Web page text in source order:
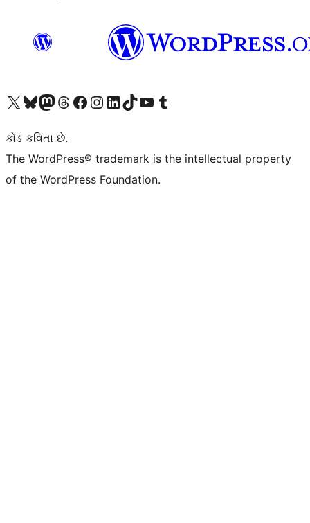
અમારા X (અગાઉ ટ્વિટર) એકાઉન્ટની મુલાકાત લોઅમારા Bluesky એકાઉન્ટની મુલાકાત લોઅમારા માસ્ટોડોન એકાઉન્ટની મુલાકાત લોઅમારા Threads એકાઉન્ટની મુલાકાત લો અમારા ફેસબુક પેજની મુલાકાત લોઅમારા ઇન્સ્ટાગ્રામ એકાઉન્ટની મુલાકાત લો અમારા LinkedIn એકાઉન્ટની મુલાકાત લોઅમારા TikTok એકાઉન્ટની મુલાકાત લોઅમારી YouTube ચેનલની મુલાકાત લો અમારા Tumblr એકાઉન્ટની મુલાકાત લો
કોડ કવિતા છે.
The WordPress® trademark is the intellectual property
of the WordPress Foundation.